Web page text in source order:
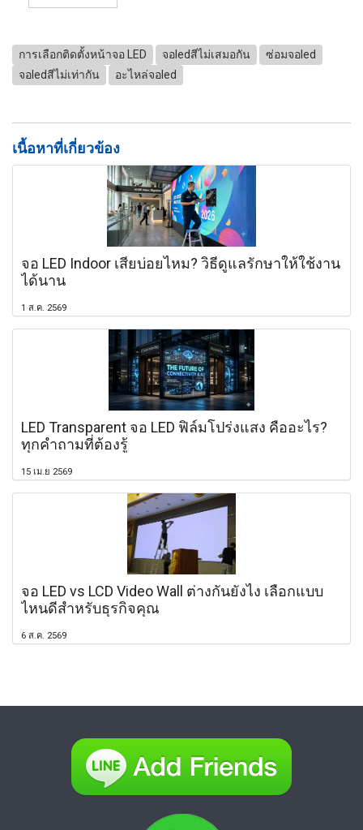
การเลือกติดตั้งหน้าจอ LED จอledสีไม่เสมอกัน
ซ่อมจอled
จอledสีไม่เท่ากัน
อะไหล่จอled
เนื้อหาที่เกี่ยวข้อง
จอ LED Indoor เสียบ่อยไหม? วิธีดูแลรักษาให้ใช้งาน
ได้นาน
1 ส.ค. 2569
LED Transparent จอ LED ฟิล์มโปร่งแสง คืออะไร?
ทุกคำถามที่ต้องรู้
15 เม.ย 2569
จอ LED vs LCD Video Wall ต่างกันยังไง เลือกแบบ
ไหนดีสำหรับธุรกิจคุณ
6 ส.ค. 2569